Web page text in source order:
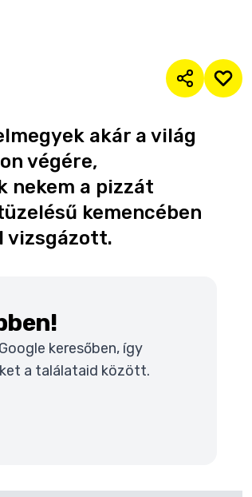
akár a világ
végére,
nekem a pizzát
kemencében
vizsgázott.
keresőben, így
a találataid között.